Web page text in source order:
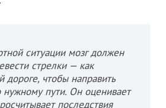
ситуации мозг должен
стрелки — как
дороге, чтобы направить
нужному пути. Он оценивает
последствия